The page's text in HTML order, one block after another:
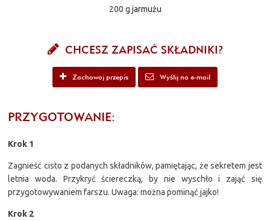
200 g jarmużu
CHCESZ ZAPISAĆ SKŁADNIKI?
Zachowaj przepis Wyślij na e-mail
PRZYGOTOWANIE:
Krok 1
Zagnieść cisto z podanych składników, pamiętając, że sekretem jest
letnia woda. Przykryć ściereczką, by nie wyschło i zająć się
przygotowywaniem farszu. Uwaga: można pominąć jajko!
Krok 2